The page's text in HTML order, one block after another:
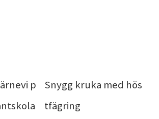
p
Snygg kruka med hös
tfägring